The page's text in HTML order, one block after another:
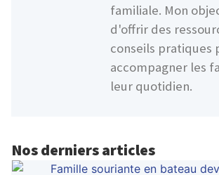
familiale. Mon
d'offrir des
conseils pratiques
accompagner les
leur quotidien.
Nos derniers articles